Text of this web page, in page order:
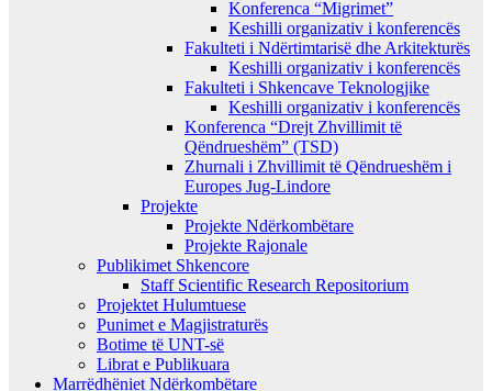
Konferenca “Migrimet”
Keshilli organizativ i konferencës
Fakulteti i Ndërtimtarisë dhe Arkitekturës
Keshilli organizativ i konferencës
Fakulteti i Shkencave Teknologjike
Keshilli organizativ i konferencës
Konferenca “Drejt Zhvillimit të
Qëndrueshëm” (TSD)
Zhurnali i Zhvillimit të Qëndrueshëm i
Europes Jug-Lindore
Projekte
Projekte Ndërkombëtare
Projekte Rajonale
Publikimet Shkencore
Staff Scientific Research Repositorium
Projektet Hulumtuese
Punimet e Magjistraturës
Botime të UNT-së
Librat e Publikuara
Marrëdhëniet Ndërkombëtare